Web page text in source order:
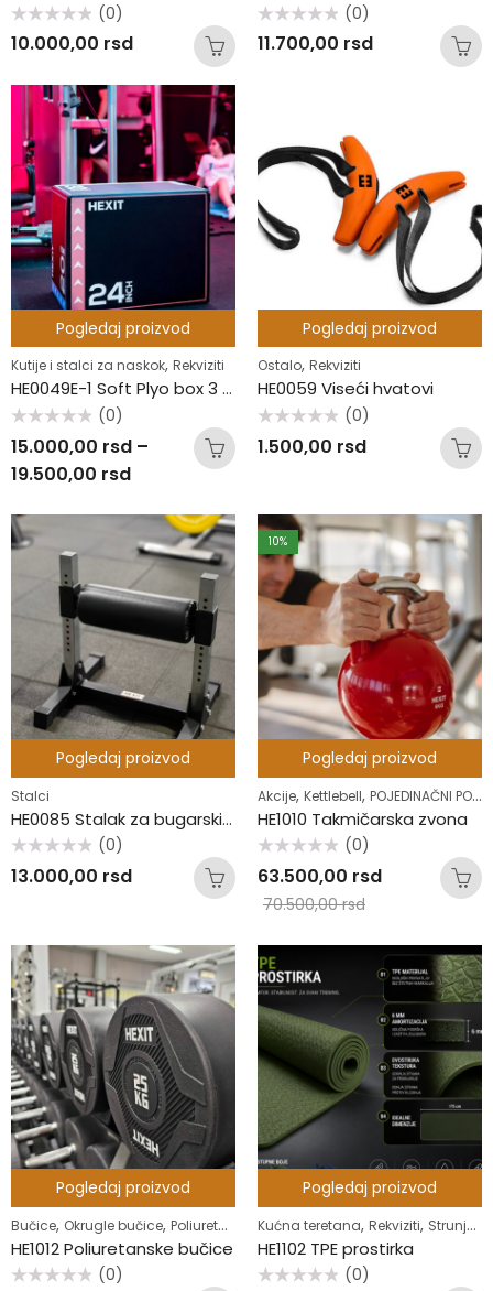
sa
5
(0)
10.000,00 rsd
(0)
11.700,00 rsd
Pogledaj proizvod
Kutije i stalci za naskok, Rekviziti
HE0049E-1 Soft Plyo box 3 u 1
sa
od
(0)
15.000,00 rsd –
19.500,00 rsd
Pogledaj proizvod
Ostalo, Rekviziti
HE0059 Viseći hvatovi
sa
(0)
1.500,00 rsd
Pogledaj proizvod
Stalci
HE0085 Stalak za bugarski čučanj
sa
(0)
13.000,00 rsd
10%
Pogledaj proizvod
Akcije, Kettlebell, POJEDINAČNI POPUSTI
HE1010 Takmičarska zvona
sa
od
(0)
63.500,00 rsd
70.500,00rsd
Pogledaj proizvod
Bučice, Okrugle bučice, Poliuretanske bučice
HE1012 Poliuretanske bučice
(0)
Pogledaj proizvod
Kućna teretana, Rekviziti, Strunjače i prostirke
HE1102 TPE prostirka
(0)